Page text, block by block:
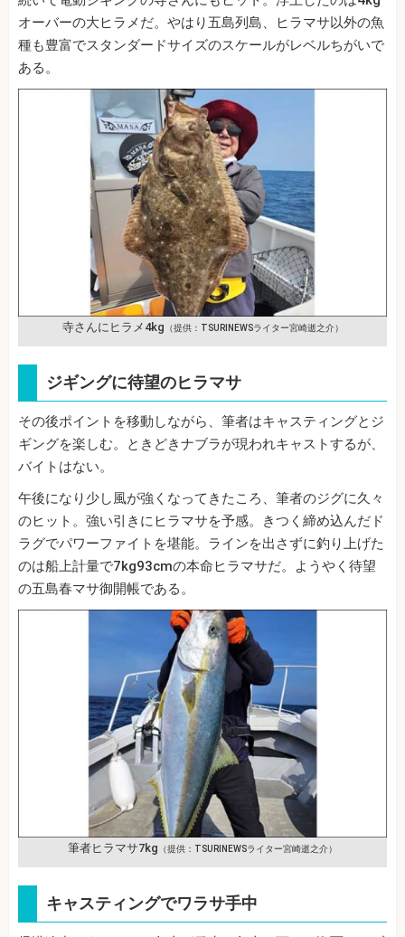
オーバーの大ヒラメだ。やはり五島列島、ヒラマサ以外の魚
種も豊富でスタンダードサイズのスケールがレベルちがいで
ある。
寺さんにヒラメ4kg （提供：TSURINEWSライター宮崎逝之介）
ジギングに待望のヒラマサ
その後ポイントを移動しながら、筆者はキャスティングとジ
ギングを楽しむ。ときどきナブラが現われキャストするが、
バイトはない。
午後になり少し風が強くなってきたころ、筆者のジグに久々
のヒット。強い引きにヒラマサを予感。きつく締め込んだド
ラグでパワーファイトを堪能。ラインを出さずに釣り上げた
のは船上計量で7kg93cmの本命ヒラマサだ。ようやく待望
の五島春マサ御開帳である。
筆者ヒラマサ7kg （提供：TSURINEWSライター宮崎逝之介）
キャスティングでワラサ手中